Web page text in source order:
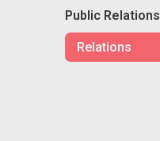
Public Relations
Relations